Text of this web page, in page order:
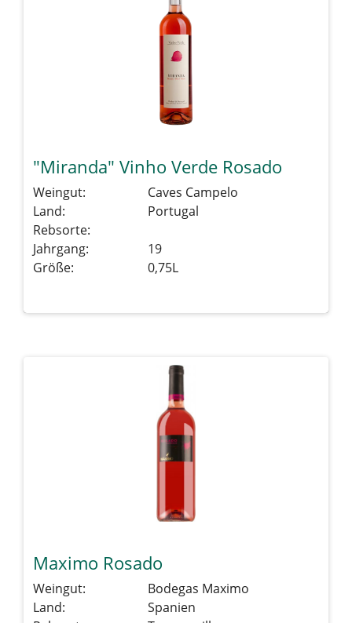
"Miranda" Vinho Verde Rosado
Weingut:
Caves Campelo
Land:
Portugal
Rebsorte:
Jahrgang:
19
Größe:
0,75L
Maximo Rosado
Weingut:
Bodegas Maximo
Land:
Spanien